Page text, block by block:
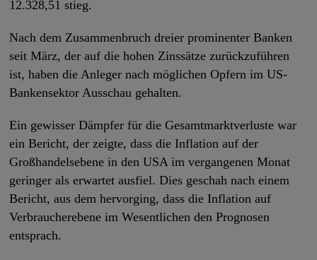
12.328,51 stieg.
Nach dem Zusammenbruch dreier prominenter Banken
seit März, der auf die hohen Zinssätze zurückzuführen
ist, haben die Anleger nach möglichen Opfern im US-
Bankensektor Ausschau gehalten.
Ein gewisser Dämpfer für die Gesamtmarktverluste war
ein Bericht, der zeigte, dass die Inflation auf der
Großhandelsebene in den USA im vergangenen Monat
geringer als erwartet ausfiel. Dies geschah nach einem
Bericht, aus dem hervorging, dass die Inflation auf
Verbraucherebene im Wesentlichen den Prognosen
entsprach.